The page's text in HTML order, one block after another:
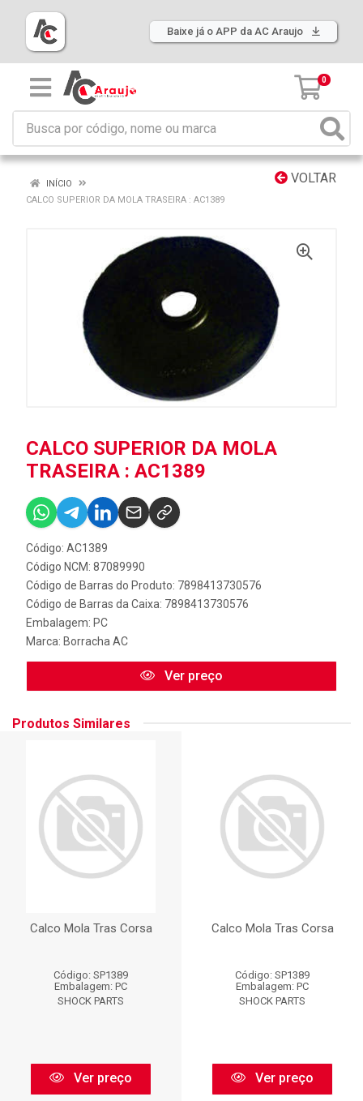
Baixe já o APP da AC Araujo
0
VOLTAR
INÍCIO
CALCO SUPERIOR DA MOLA TRASEIRA : AC1389
CALCO SUPERIOR DA MOLA
TRASEIRA : AC1389
Código: AC1389
Código NCM: 87089990
Código de Barras do Produto: 7898413730576
Código de Barras da Caixa: 7898413730576
Embalagem: PC
Marca: Borracha AC
Ver preço
Produtos Similares
Calco Mola Tras Corsa
Código: SP1389
Embalagem: PC
SHOCK PARTS
Ver preço
Calco Mola Tras Corsa
Código: SP1389
Embalagem: PC
SHOCK PARTS
Ver preço